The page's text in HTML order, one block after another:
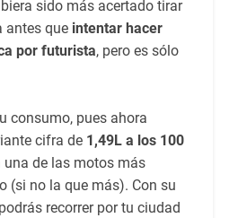
sido más acertado tirar
antes que intentar hacer
por futurista, pero es sólo
consumo, pues ahora
cifra de 1,49L a los 100
una de las motos más
(si no la que más). Con su
recorrer por tu ciudad